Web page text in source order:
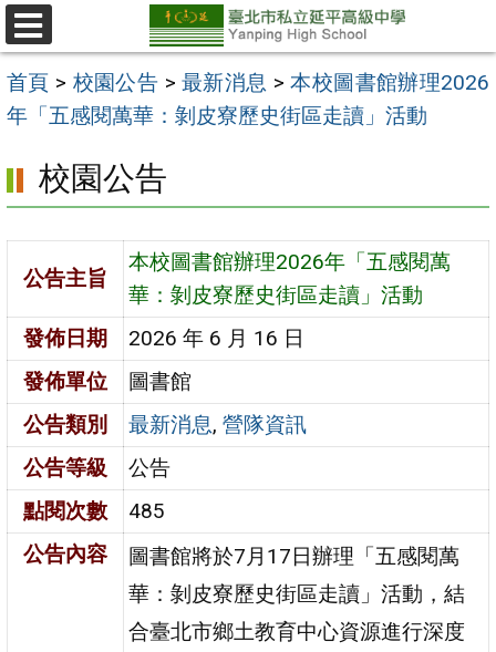
跳
至
主
要
區
選
單
首頁 > 校園公告 > 最新消息 >本校圖書館辦理2026
年「五感閱萬華：剝皮寮歷史街區走讀」活動
校園公告
公告主旨
本校圖書館辦理2026年「五感閱萬
華：剝皮寮歷史街區走讀」活動
發佈日期
2026 年 6 月 16 日
發佈單位
圖書館
公告類別
最新消息,營隊資訊
公告等級
公告
點閱次數
485
公告內容
圖書館將於7月17日辦理「五感閱萬
華：剝皮寮歷史街區走讀」活動，結
合臺北市鄉土教育中心資源進行深度